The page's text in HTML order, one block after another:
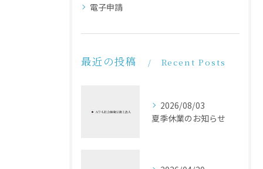
電子申請
最近の投稿 Recent Posts
2026/08/03
夏季休業のお知らせ